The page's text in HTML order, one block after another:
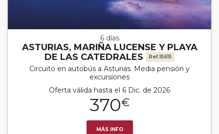
6 días
ASTURIAS, MARIÑA LUCENSE Y PLAYA
DE LAS CATEDRALES
Ref.15615
Circuito en autobús a Asturias. Media pensión y
excursiones
Oferta válida hasta el 6 Dic. de 2026
370€
MÁS INFO